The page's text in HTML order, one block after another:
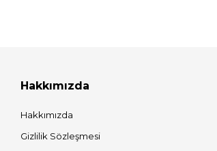
Hakkımızda
Hakkımızda
Gizlilik Sözleşmesi